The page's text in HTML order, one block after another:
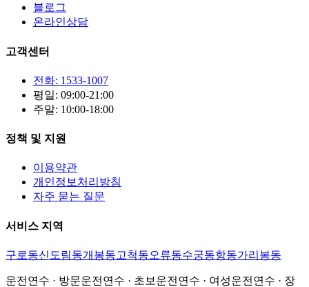
블로그
온라인상담
고객센터
전화: 1533-1007
평일: 09:00-21:00
주말: 10:00-18:00
정책 및 지원
이용약관
개인정보처리방침
자주 묻는 질문
서비스 지역
구로동신도림동개봉동고척동오류동수궁동항동가리봉동
운전연수 · 방문운전연수 · 초보운전연수 · 여성운전연수 · 장